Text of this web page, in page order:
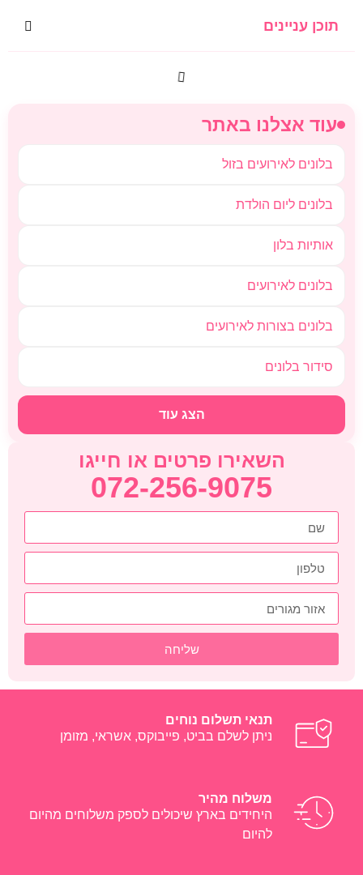
תוכן עניינים
עוד אצלנו באתר
בלונים לאירועים בזול
בלונים ליום הולדת
אותיות בלון
בלונים לאירועים
בלונים בצורות לאירועים
סידור בלונים
הצג עוד
השאירו פרטים או חייגו
072-256-9075
שליחה
תנאי תשלום נוחים
ניתן לשלם בביט, פייבוקס, אשראי, מזומן
משלוח מהיר
היחידים בארץ שיכולים לספק משלוחים מהיום
להיום